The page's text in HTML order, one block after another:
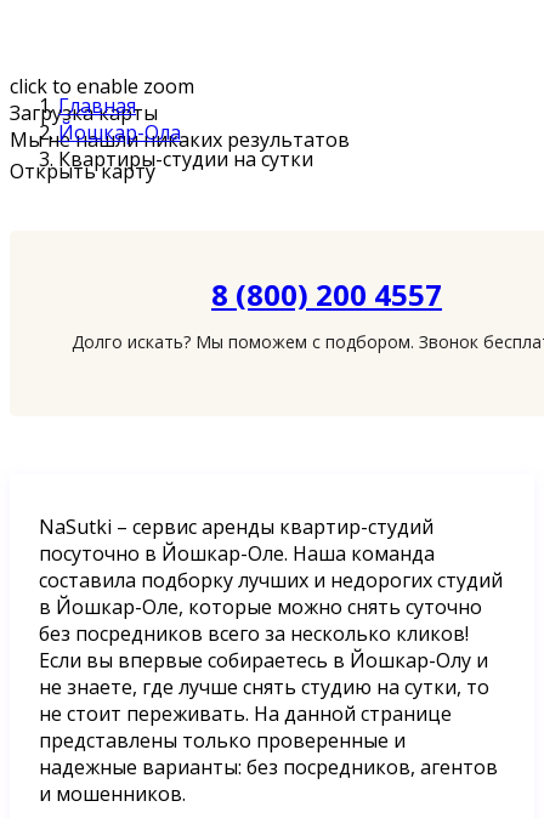
click to enable zoom
Загрузка карты
Мы не нашли никаких результатов
Открыть карту
Главная
Йошкар-Ола
Квартиры-студии на сутки
8 (800) 200 4557
Долго искать? Мы поможем с подбором. Звонок
NaSutki – сервис аренды квартир-студий
посуточно в Йошкар-Оле. Наша команда
составила подборку лучших и недорогих студий
в Йошкар-Оле, которые можно снять суточно
без посредников всего за несколько кликов!
Если вы впервые собираетесь в Йошкар-Олу и
не знаете, где лучше снять студию на сутки, то
не стоит переживать. На данной странице
представлены только проверенные и
надежные варианты: без посредников, агентов
и мошенников.